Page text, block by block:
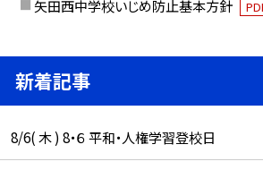
矢田西中学校いじめ防止基本方針
新着記事
8/6( 木 ) 8・６ 平和・人権学習登校日